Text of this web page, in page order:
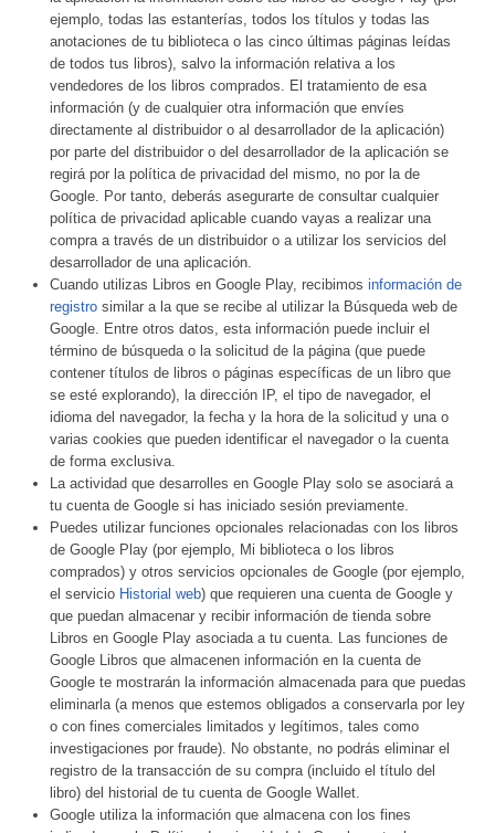
ejemplo, todas las estanterías, todos los títulos y todas las
anotaciones de tu biblioteca o las cinco últimas páginas leídas
de todos tus libros), salvo la información relativa a los
vendedores de los libros comprados. El tratamiento de esa
información (y de cualquier otra información que envíes
directamente al distribuidor o al desarrollador de la aplicación)
por parte del distribuidor o del desarrollador de la aplicación se
regirá por la política de privacidad del mismo, no por la de
Google. Por tanto, deberás asegurarte de consultar cualquier
política de privacidad aplicable cuando vayas a realizar una
compra a través de un distribuidor o a utilizar los servicios del
desarrollador de una aplicación.
Cuando utilizas Libros en Google Play, recibimos información de
registro similar a la que se recibe al utilizar la Búsqueda web de
Google. Entre otros datos, esta información puede incluir el
término de búsqueda o la solicitud de la página (que puede
contener títulos de libros o páginas específicas de un libro que
se esté explorando), la dirección IP, el tipo de navegador, el
idioma del navegador, la fecha y la hora de la solicitud y una o
varias cookies que pueden identificar el navegador o la cuenta
de forma exclusiva.
La actividad que desarrolles en Google Play solo se asociará a
tu cuenta de Google si has iniciado sesión previamente.
Puedes utilizar funciones opcionales relacionadas con los libros
de Google Play (por ejemplo, Mi biblioteca o los libros
comprados) y otros servicios opcionales de Google (por ejemplo,
el servicio Historial web) que requieren una cuenta de Google y
que puedan almacenar y recibir información de tienda sobre
Libros en Google Play asociada a tu cuenta. Las funciones de
Google Libros que almacenen información en la cuenta de
Google te mostrarán la información almacenada para que puedas
eliminarla (a menos que estemos obligados a conservarla por ley
o con fines comerciales limitados y legítimos, tales como
investigaciones por fraude). No obstante, no podrás eliminar el
registro de la transacción de su compra (incluido el título del
libro) del historial de tu cuenta de Google Wallet.
Google utiliza la información que almacena con los fines